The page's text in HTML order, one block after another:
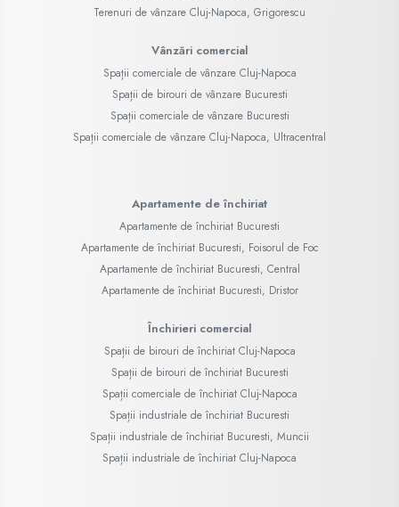
Terenuri de vânzare Cluj-Napoca, Grigorescu
Vânzări comercial
Spații comerciale de vânzare Cluj-Napoca
Spații de birouri de vânzare Bucuresti
Spații comerciale de vânzare Bucuresti
Spații comerciale de vânzare Cluj-Napoca, Ultracentral
Apartamente de închiriat
Apartamente de închiriat Bucuresti
Apartamente de închiriat Bucuresti, Foisorul de Foc
Apartamente de închiriat Bucuresti, Central
Apartamente de închiriat Bucuresti, Dristor
Închirieri comercial
Spații de birouri de închiriat Cluj-Napoca
Spații de birouri de închiriat Bucuresti
Spații comerciale de închiriat Cluj-Napoca
Spații industriale de închiriat Bucuresti
Spații industriale de închiriat Bucuresti, Muncii
Spații industriale de închiriat Cluj-Napoca